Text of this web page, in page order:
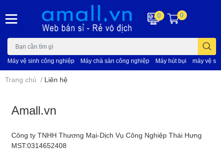
Máy vệ sinh công nghiệp Máy chà sàn công nghiệp Máy hút bụi máy vệ
0 0
Trang chủ / Liên hệ
Amall.vn
Công ty TNHH Thương Mại-Dịch Vụ Công Nghiệp Thái Hưng
MST:0314652408